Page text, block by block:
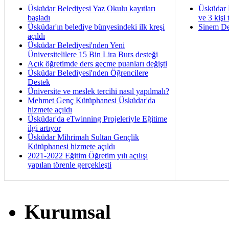
Üsküdar Belediyesi Yaz Okulu kayıtları
başladı
Üsküdar'ın belediye bünyesindeki ilk kreşi
açıldı
Üsküdar Belediyesi'nden Yeni
Üniversitelilere 15 Bin Lira Burs desteği
Açık öğretimde ders geçme puanları değişti
Üsküdar Belediyesi'nden Öğrencilere
Destek
Üniversite ve meslek tercihi nasıl yapılmalı?
Mehmet Genç Kütüphanesi Üsküdar'da
hizmete açıldı
Üsküdar'da eTwinning Projeleriyle Eğitime
ilgi artıyor
Üsküdar Mihrimah Sultan Gençlik
Kütüphanesi hizmete açıldı
2021-2022 Eğitim Öğretim yılı açılışı
yapılan törenle gerçekleşti
Üsküdar
ve 3 kişi
Sinem
Kurumsal